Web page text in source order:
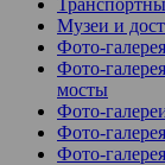
Музеи и
Фото-
Фото-
мосты
Фото-
Фото-
Фото-